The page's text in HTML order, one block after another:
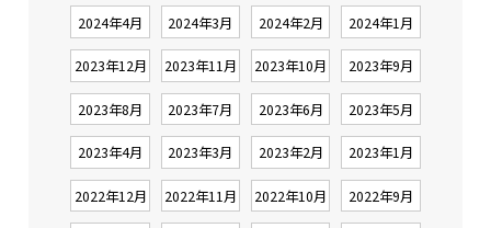
2024年4月 2024年3月 2024年2月 2024年1月
2023年12月 2023年11月 2023年10月 2023年9月
2023年8月 2023年7月 2023年6月 2023年5月
2023年4月 2023年3月 2023年2月 2023年1月
2022年12月 2022年11月 2022年10月 2022年9月